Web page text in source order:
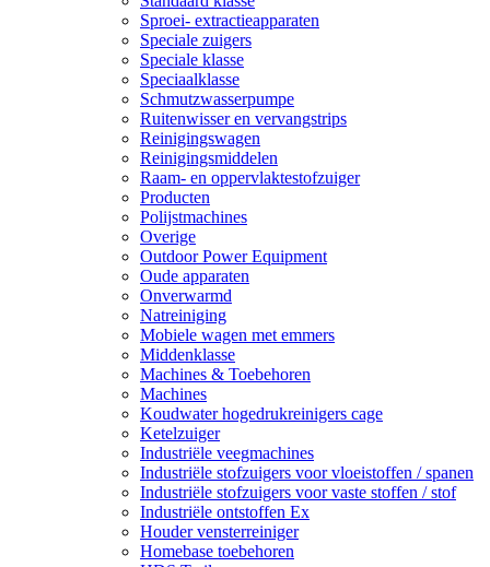
Sproei- extractieapparaten
Speciale zuigers
Speciale klasse
Speciaalklasse
Schmutzwasserpumpe
Ruitenwisser en vervangstrips
Reinigingswagen
Reinigingsmiddelen
Raam- en oppervlaktestofzuiger
Producten
Polijstmachines
Overige
Outdoor Power Equipment
Oude apparaten
Onverwarmd
Natreiniging
Mobiele wagen met emmers
Middenklasse
Machines & Toebehoren
Machines
Koudwater hogedrukreinigers cage
Ketelzuiger
Industriële veegmachines
Industriële stofzuigers voor vloeistoffen / spanen
Industriële stofzuigers voor vaste stoffen / stof
Industriële ontstoffen Ex
Houder vensterreiniger
Homebase toebehoren